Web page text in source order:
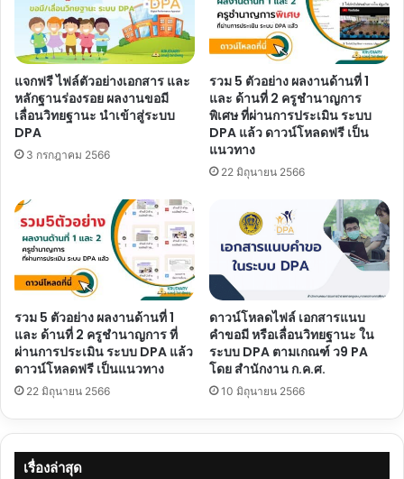
วิชาการ
และ
มาตรฐาน
ศึกษา
สพฐ.
แจกฟรี ไฟล์ตัวอย่างเอกสาร และ
หลักฐานร่องรอย ผลงานขอมี
เลื่อนวิทยฐานะ นำเข้าสู่ระบบ
DPA
3 กรกฎาคม 2566
รวม 5 ตัวอย่าง ผลงานด้านที่ 1
และ ด้านที่ 2 ครูชำนาญการ
พิเศษ ที่ผ่านการประเมิน ระบบ
DPA แล้ว ดาวน์โหลดฟรี เป็น
แนวทาง
22 มิถุนายน 2566
รวม 5 ตัวอย่าง ผลงานด้านที่ 1
และ ด้านที่ 2 ครูชำนาญการ ที่
ผ่านการประเมิน ระบบ DPA แล้ว
ดาวน์โหลดฟรี เป็นแนวทาง
22 มิถุนายน 2566
ดาวน์โหลดไฟล์ เอกสารแนบ
คำขอมี หรือเลื่อนวิทยฐานะ ใน
ระบบ DPA ตามเกณฑ์ ว9 PA
โดย สำนักงาน ก.ค.ศ.
10 มิถุนายน 2566
เรื่องล่าสุด